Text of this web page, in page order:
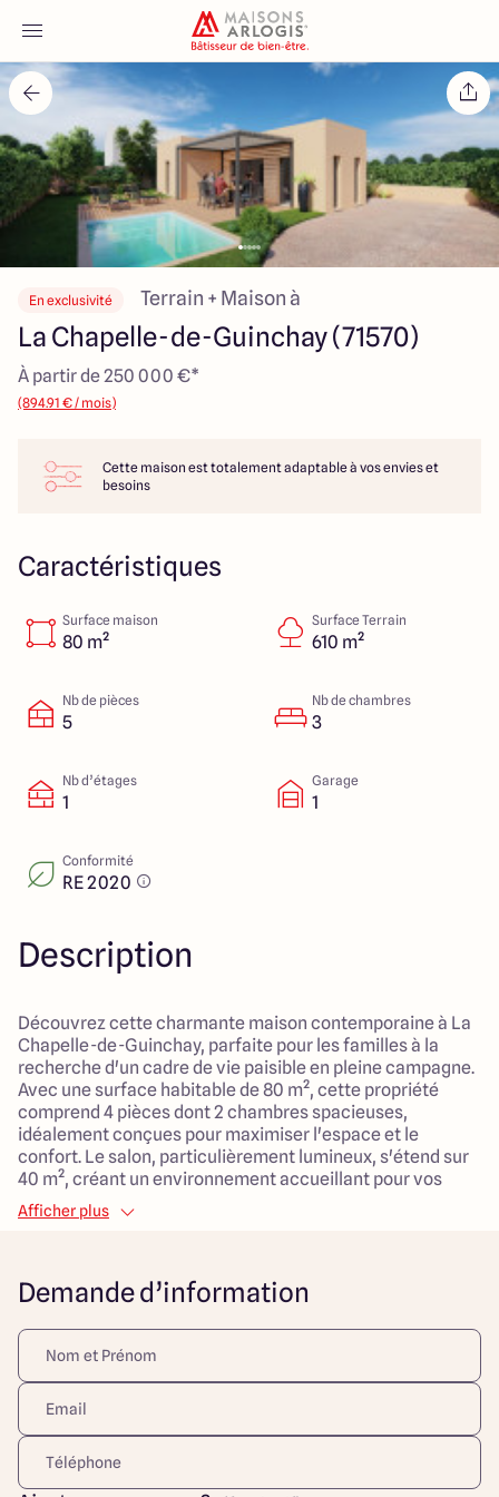
Accueil
Nos maisons
Nos annonces
Votre projet
Qui sommes-nous
Maisons ARLOGIS Macon
4.3 4.6
En exclusivité Terrain + Maison à
La Chapelle-de-Guinchay (71570)
À partir de 250 000 €*
(894.91 € / mois)
Cette maison est totalement adaptable à vos envies et
besoins
Caractéristiques
Surface maison
80 m²
Surface Terrain
610 m²
Nb de pièces
5
Nb de chambres
3
Nb d’étages
1
Garage
1
Conformité
RE 2020
Description
Découvrez cette charmante maison contemporaine à La
Chapelle-de-Guinchay, parfaite pour les familles à la
recherche d'un cadre de vie paisible en pleine campagne.
Avec une surface habitable de 80 m², cette propriété
comprend 4 pièces dont 2 chambres spacieuses,
idéalement conçues pour maximiser l'espace et le
confort. Le salon, particulièrement lumineux, s'étend sur
40 m², créant un environnement accueillant pour vos
moments en famille ou entre amis.
confort thermique tout au long de l'année. Située sur un
emplacement privilégié, à proximité de divers services
essentiels tels que des écoles, des centres de santé et
des équipements de transport. Vous profiterez également
de la tranquillité d'un cadre rural tout en étant à quelques
minutes des commodités nécessaires au quotidien.
Ne laissez pas passer cette occasion d'acquérir une
maison qui allie modernité et simplicité, tout en se
Afficher plus
Demande d’information